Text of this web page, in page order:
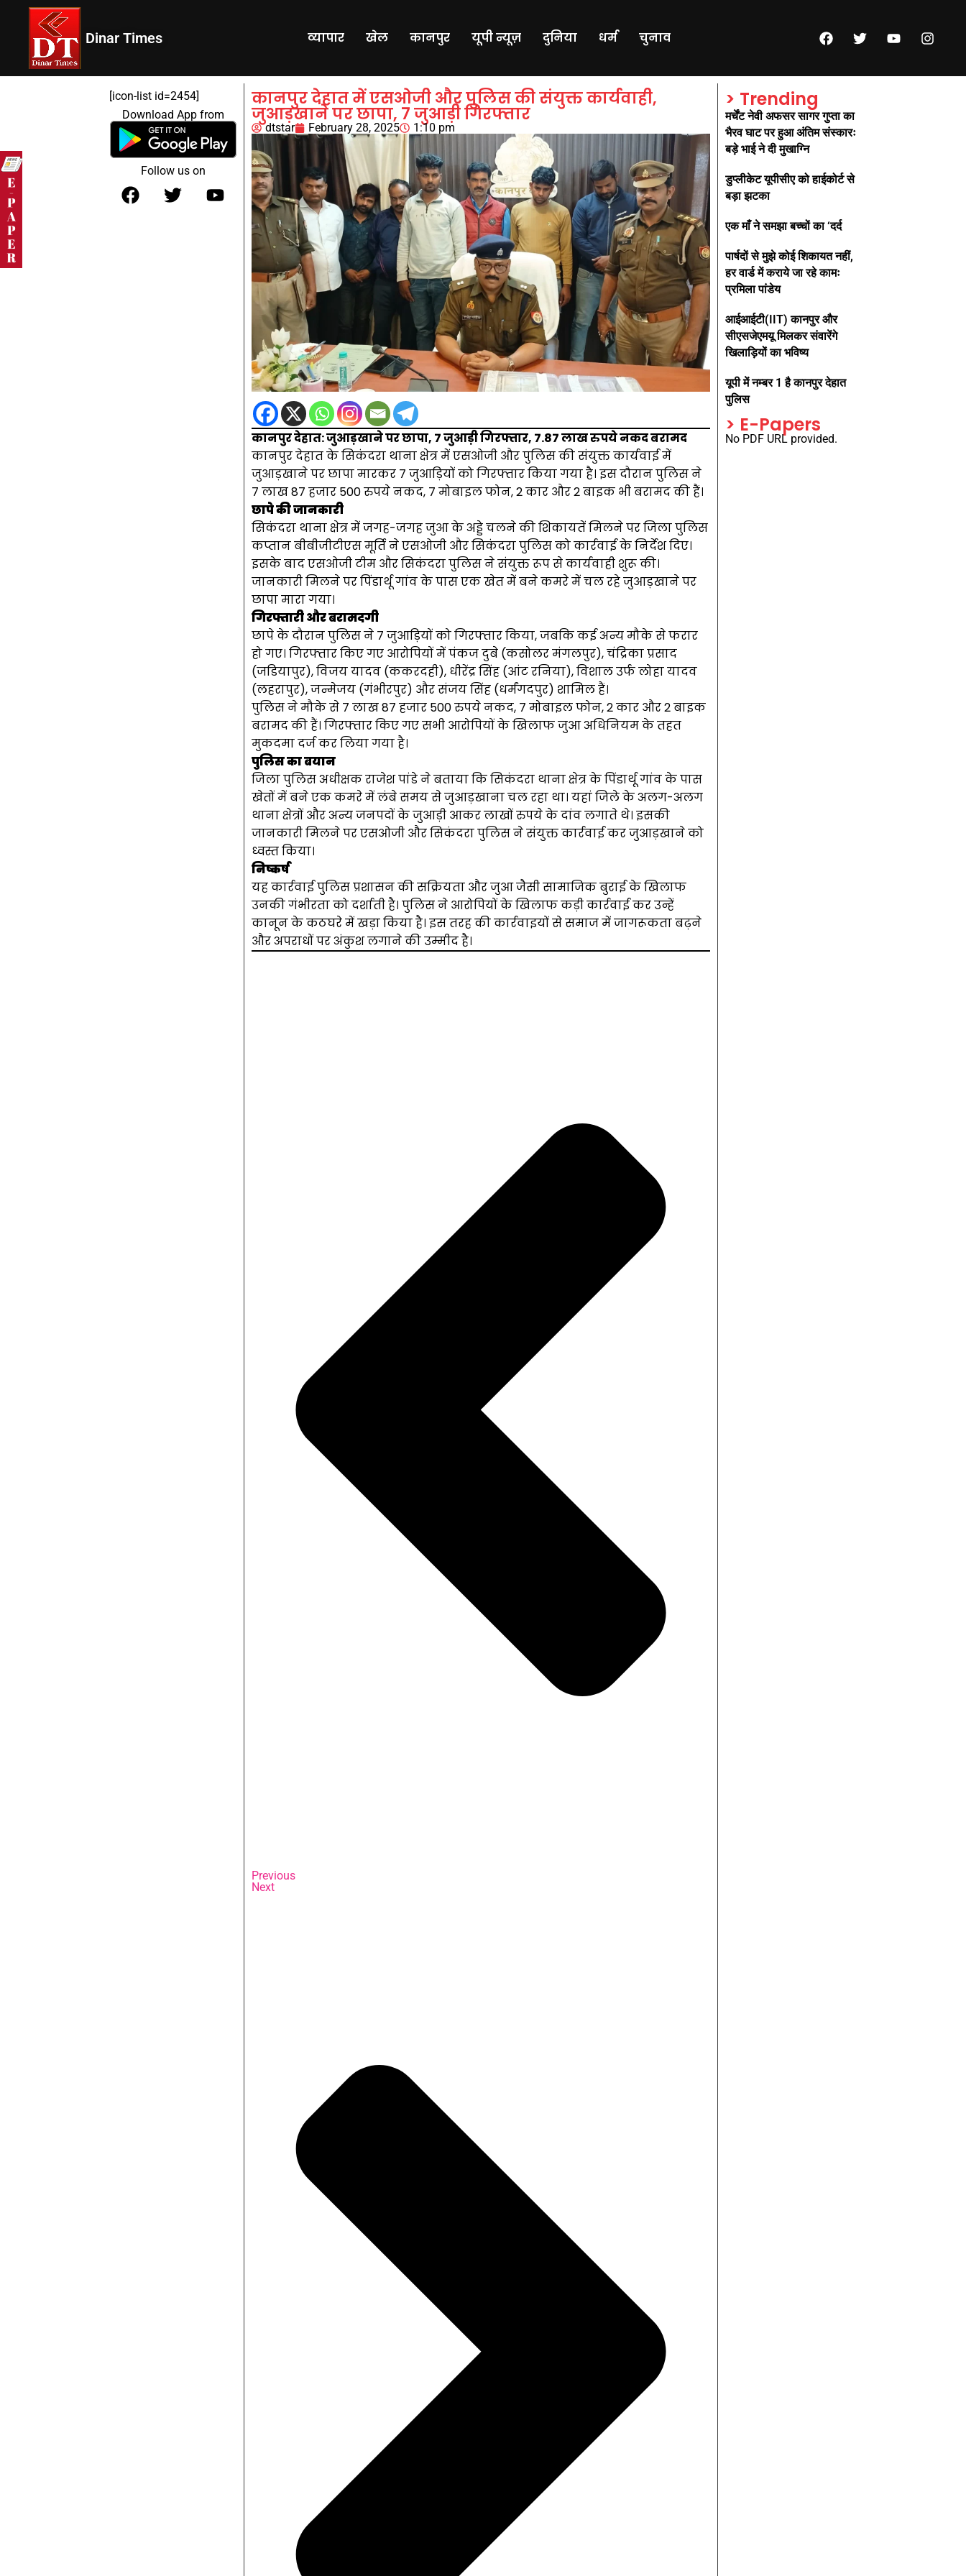
Dinar Times व्यापार खेल कानपुर यूपी न्यूज़ दुनिया धर्म चुनाव
[icon-list id=2454]
Download App from
Follow us on
कानपुर देहात में एसओजी और पुलिस की संयुक्त कार्यवाही,
जुआड़खाने पर छापा, 7 जुआड़ी गिरफ्तार
dtstar February 28, 2025 1:10 pm
कानपुर देहात: जुआड़खाने पर छापा, 7 जुआड़ी गिरफ्तार, 7.87 लाख रुपये नकद बरामद
कानपुर देहात के सिकंदरा थाना क्षेत्र में एसओजी और पुलिस की संयुक्त कार्यवाई में
जुआड़खाने पर छापा मारकर 7 जुआड़ियों को गिरफ्तार किया गया है। इस दौरान पुलिस ने
7 लाख 87 हजार 500 रुपये नकद, 7 मोबाइल फोन, 2 कार और 2 बाइक भी बरामद की हैं।
छापे की जानकारी
सिकंदरा थाना क्षेत्र में जगह-जगह जुआ के अड्डे चलने की शिकायतें मिलने पर जिला पुलिस
कप्तान बीबीजीटीएस मूर्ति ने एसओजी और सिकंदरा पुलिस को कार्रवाई के निर्देश दिए।
इसके बाद एसओजी टीम और सिकंदरा पुलिस ने संयुक्त रूप से कार्यवाही शुरू की।
जानकारी मिलने पर पिंडार्थू गांव के पास एक खेत में बने कमरे में चल रहे जुआड़खाने पर
छापा मारा गया।
गिरफ्तारी और बरामदगी
छापे के दौरान पुलिस ने 7 जुआड़ियों को गिरफ्तार किया, जबकि कई अन्य मौके से फरार
हो गए। गिरफ्तार किए गए आरोपियों में पंकज दुबे (कसोलर मंगलपुर), चंद्रिका प्रसाद
(जडियापुर), विजय यादव (ककरदही), धीरेंद्र सिंह (आंट रनिया), विशाल उर्फ लोहा यादव
(लहरापुर), जन्मेजय (गंभीरपुर) और संजय सिंह (धर्मंगदपुर) शामिल हैं।
पुलिस ने मौके से 7 लाख 87 हजार 500 रुपये नकद, 7 मोबाइल फोन, 2 कार और 2 बाइक
बरामद की हैं। गिरफ्तार किए गए सभी आरोपियों के खिलाफ जुआ अधिनियम के तहत
मुकदमा दर्ज कर लिया गया है।
पुलिस का बयान
जिला पुलिस अधीक्षक राजेश पांडे ने बताया कि सिकंदरा थाना क्षेत्र के पिंडार्थू गांव के पास
खेतों में बने एक कमरे में लंबे समय से जुआड़खाना चल रहा था। यहां जिले के अलग-अलग
थाना क्षेत्रों और अन्य जनपदों के जुआड़ी आकर लाखों रुपये के दांव लगाते थे। इसकी
जानकारी मिलने पर एसओजी और सिकंदरा पुलिस ने संयुक्त कार्रवाई कर जुआड़खाने को
ध्वस्त किया।
निष्कर्ष
यह कार्रवाई पुलिस प्रशासन की सक्रियता और जुआ जैसी सामाजिक बुराई के खिलाफ
उनकी गंभीरता को दर्शाती है। पुलिस ने आरोपियों के खिलाफ कड़ी कार्रवाई कर उन्हें
कानून के कठघरे में खड़ा किया है। इस तरह की कार्रवाइयों से समाज में जागरूकता बढ़ने
और अपराधों पर अंकुश लगाने की उम्मीद है।
Previous
Next
> Trending
मर्चेंट नेवी अफसर सागर गुप्ता का
भैरव घाट पर हुआ अंतिम संस्कारः
बड़े भाई ने दी मुखाग्नि
डुप्लीकेट यूपीसीए को हाईकोर्ट से
बड़ा झटका
एक माँ ने समझा बच्चों का ‘दर्द
पार्षदों से मुझे कोई शिकायत नहीं,
हर वार्ड में कराये जा रहे कामः
प्रमिला पांडेय
आईआईटी(IIT) कानपुर और
सीएसजेएमयू मिलकर संवारेंगे
खिलाड़ियों का भविष्य
यूपी में नम्बर 1 है कानपुर देहात
पुलिस
> E-Papers
No PDF URL provided.